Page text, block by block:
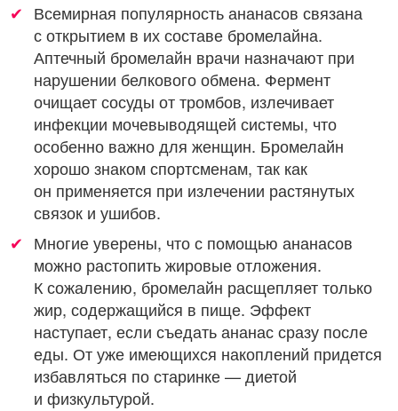
Всемирная популярность ананасов связана
с открытием в их составе бромелайна.
Аптечный бромелайн врачи назначают при
нарушении белкового обмена. Фермент
очищает сосуды от тромбов, излечивает
инфекции мочевыводящей системы, что
особенно важно для женщин. Бромелайн
хорошо знаком спортсменам, так как
он применяется при излечении растянутых
связок и ушибов.
Многие уверены, что с помощью ананасов
можно растопить жировые отложения.
К сожалению, бромелайн расщепляет только
жир, содержащийся в пище. Эффект
наступает, если съедать ананас сразу после
еды. От уже имеющихся накоплений придется
избавляться по старинке — диетой
и физкультурой.